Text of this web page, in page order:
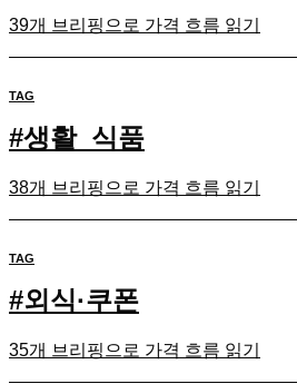
39개 브리핑으로 가격 흐름 읽기
TAG
#생활_식품
38개 브리핑으로 가격 흐름 읽기
TAG
#외식·쿠폰
35개 브리핑으로 가격 흐름 읽기